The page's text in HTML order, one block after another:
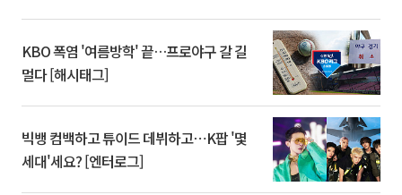
KBO 폭염 '여름방학' 끝…프로야구 갈 길
멀다 [해시태그]
빅뱅 컴백하고 튜이드 데뷔하고⋯K팝 '몇
세대'세요? [엔터로그]